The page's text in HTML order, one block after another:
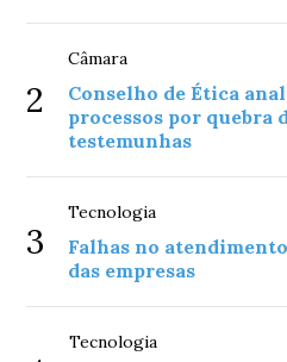
2
Câmara
Conselho de Ética
processos por quebra
testemunhas
3
Tecnologia
Falhas no
das empresas
Tecnologia